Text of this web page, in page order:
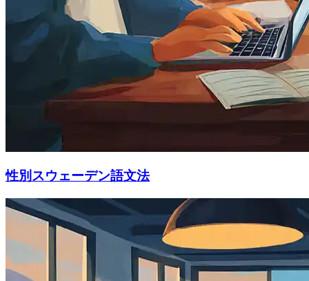
性別スウェーデン語文法